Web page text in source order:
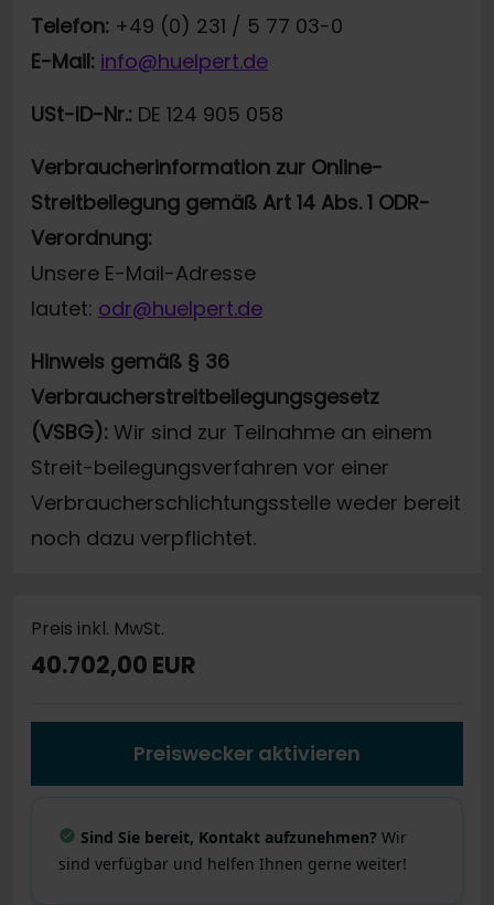
Telefon: +49 (0) 231 / 5 77 03-0
E-Mail: info@huelpert.de
USt-ID-Nr.: DE 124 905 058
Verbraucherinformation zur Online-
Streitbeilegung gemäß Art 14 Abs. 1 ODR-
Verordnung:
Unsere E-Mail-Adresse
lautet: odr@huelpert.de
Hinweis gemäß § 36
Verbraucherstreitbeilegungsgesetz
(VSBG): Wir sind zur Teilnahme an einem
Streit-beilegungsverfahren vor einer
Verbraucherschlichtungsstelle weder bereit
noch dazu verpflichtet.
Preis inkl. MwSt.
40.702,00 EUR
Preiswecker aktivieren
Sind Sie bereit, Kontakt aufzunehmen? Wir
sind verfügbar und helfen Ihnen gerne weiter!